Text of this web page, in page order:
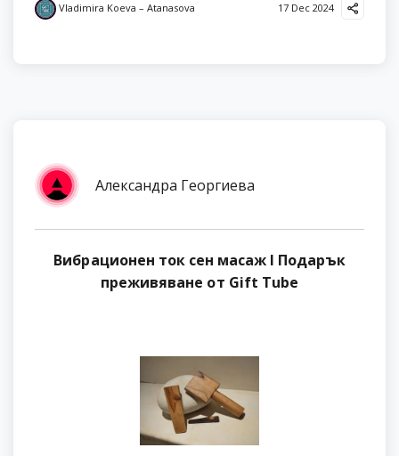
Vladimira Koeva – Atanasova 17 Dec 2024
Александра Георгиева
Вибрационен ток сен масаж I Подарък
преживяване от Gift Tube